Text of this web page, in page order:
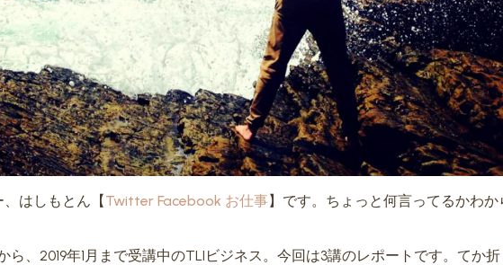
はしもとん【Twitter Facebook お仕事】です。ちょっと何言ってるかわか
ら、2019年1月まで受講中のTLIビジネス。今回は3講のレポートです。てか